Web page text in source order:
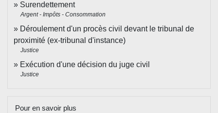
Surendettement
Argent - Impôts - Consommation
Déroulement d'un procès civil devant le tribunal de
proximité (ex-tribunal d'instance)
Justice
Exécution d'une décision du juge civil
Justice
Pour en savoir plus